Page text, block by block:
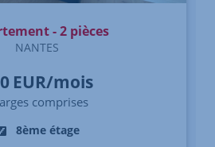
- 2 pièces
NANTES
EUR/mois
comprises
8ème étage